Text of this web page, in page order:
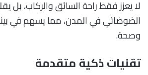
لا يعزز فقط راحة السائق والركاب، بل
الضوضائي في المدن، مما يسهم في
وصحة.
تقنيات ذكية متقدمة